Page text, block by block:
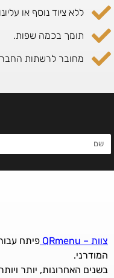
ללא ציוד נוסף או
תומך בכמה שפות.
מחובר לרשתות
צוות – QRmenu
פיתח
המודרני.
בשנים האחרונות, יותר